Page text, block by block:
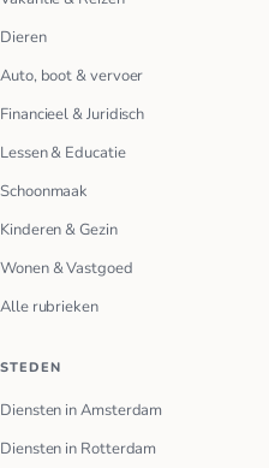
Dieren
Auto, boot & vervoer
Financieel & Juridisch
Lessen & Educatie
Schoonmaak
Kinderen & Gezin
Wonen & Vastgoed
Alle rubrieken
STEDEN
Diensten in Amsterdam
Diensten in Rotterdam